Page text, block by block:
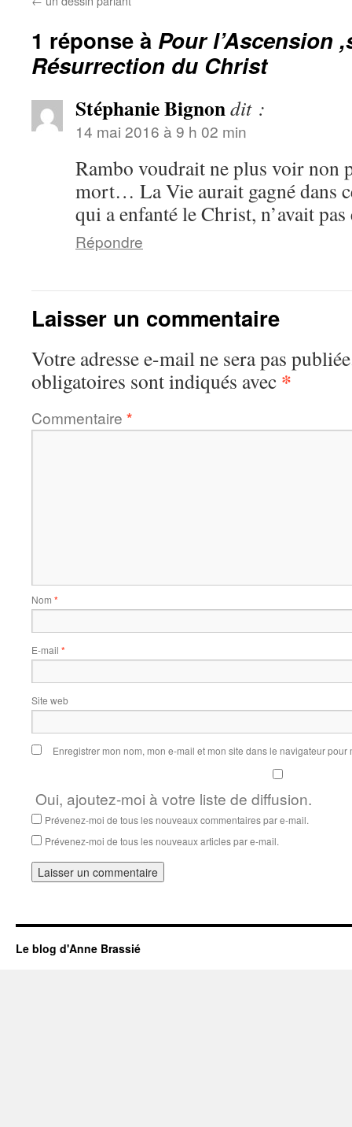
1 réponse à Pour l’Ascension
Résurrection du Christ
Stéphanie Bignondit :
14 mai 2016 à 9 h 02 min
Rambo voudrait ne plus voir non
mort… La Vie aurait gagné dans
qui a enfanté le Christ, n’avait
Répondre
Laisser un commentaire
Votre adresse e-mail ne sera pas
obligatoires sont indiqués avec *
Commentaire *
Nom *
E-mail *
Site web
Enregistrer mon nom, mon e-mail et mon site dans le navigateur
Oui, ajoutez-moi à votre liste de diffusion.
Prévenez-moi de tous les nouveaux commentaires par e-mail.
Prévenez-moi de tous les nouveaux articles par e-mail.
Le blog d'Anne Brassié